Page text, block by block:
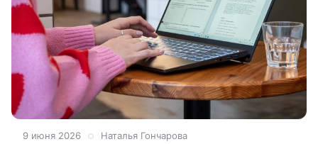
9 июня 2026 Наталья Гончарова